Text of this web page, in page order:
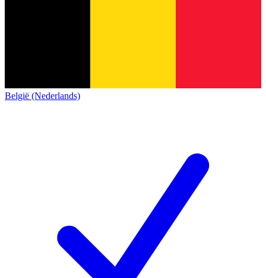
België (Nederlands)